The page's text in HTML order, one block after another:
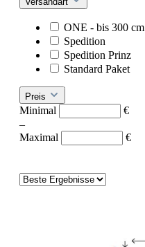
ONE - bis 300 cm
Spedition
Spedition Prinz
Standard Paket
Preis
Minimal
€
–
Maximal
€